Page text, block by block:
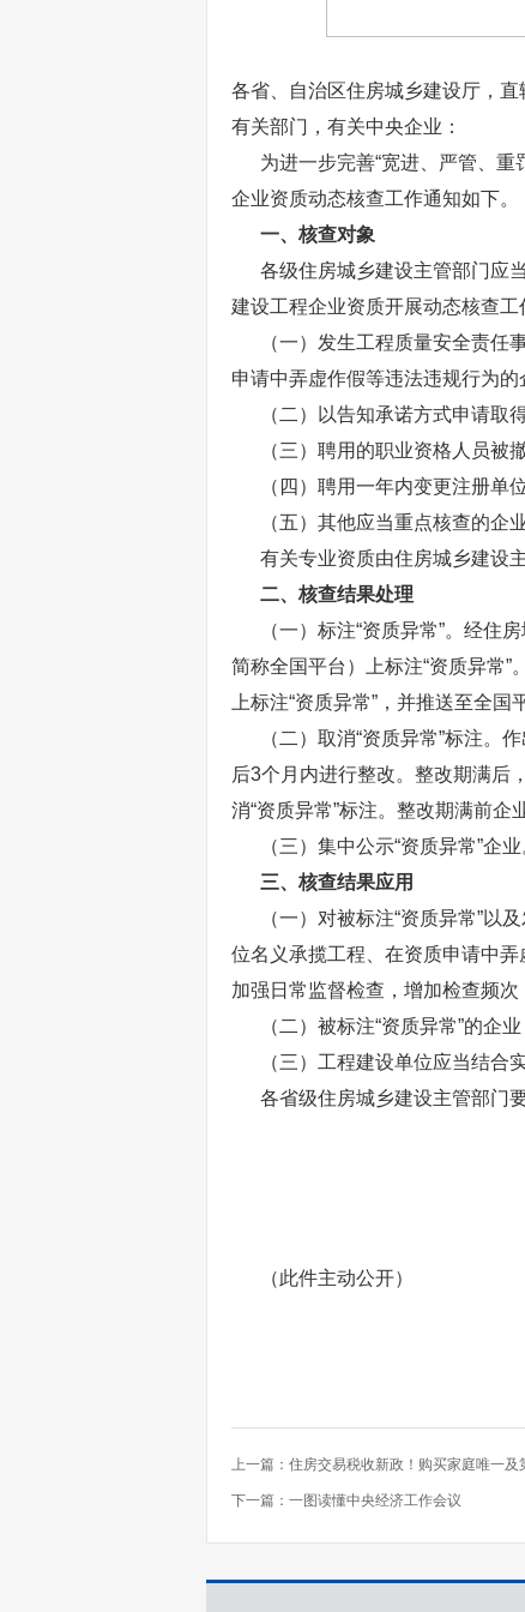
各省、自治区住房城乡建设厅，
有关部门，有关中央企业：
为进一步完善“宽进、严管、重
企业资质动态核查工作通知如下。
一、核查对象
各级住房城乡建设主管部门应当
建设工程企业资质开展动态核查工
（一）发生工程质量安全责任事
申请中弄虚作假等违法违规行为的
（二）以告知承诺方式申请取得
（三）聘用的职业资格人员被撤
（四）聘用一年内变更注册单位
（五）其他应当重点核查的企业
有关专业资质由住房城乡建设主
二、核查结果处理
（一）标注“资质异常”。经住房
简称全国平台）上标注“资质异常
上标注“资质异常”，并推送至全国
（二）取消“资质异常”标注。作
后3个月内进行整改。整改期满后
消“资质异常”标注。整改期满前企
（三）集中公示“资质异常”企业
三、核查结果应用
（一）对被标注“资质异常”以及
位名义承揽工程、在资质申请中
加强日常监督检查，增加检查频次
（二）被标注“资质异常”的企业
（三）工程建设单位应当结合实
各省级住房城乡建设主管部门要
住房城
2024
（此件主动公开）
上一篇： 住房交易税收新政！购买家庭唯一
下一篇： 一图读懂中央经济工作会议